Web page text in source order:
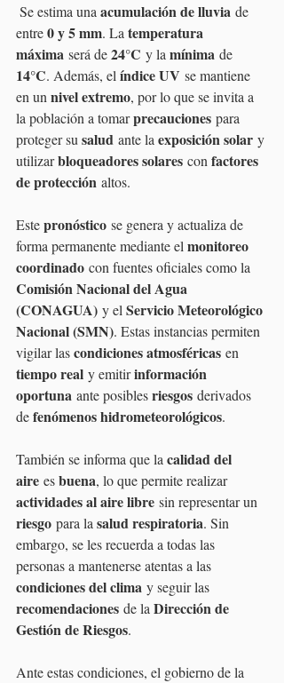
Se estima una acumulación de lluvia de
entre 0 y 5 mm. La temperatura
máxima será de 24°C y la mínima de
14°C. Además, el índice UV se mantiene
en un nivel extremo, por lo que se invita a
la población a tomar precauciones para
proteger su salud ante la exposición solar y
utilizar bloqueadores solares con factores
de protección altos.
Este pronóstico se genera y actualiza de
forma permanente mediante el monitoreo
coordinado con fuentes oficiales como la
Comisión Nacional del Agua
(CONAGUA) y el Servicio Meteorológico
Nacional (SMN). Estas instancias permiten
vigilar las condiciones atmosféricas en
tiempo real y emitir información
oportuna ante posibles riesgos derivados
de fenómenos hidrometeorológicos.
También se informa que la calidad del
aire es buena, lo que permite realizar
actividades al aire libre sin representar un
riesgo para la salud respiratoria. Sin
embargo, se les recuerda a todas las
personas a mantenerse atentas a las
condiciones del clima y seguir las
recomendaciones de la Dirección de
Gestión de Riesgos.
Ante estas condiciones, el gobierno de la